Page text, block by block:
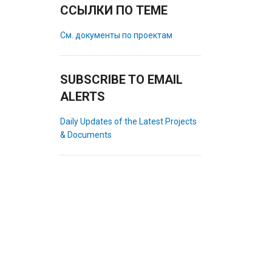
ССЫЛКИ ПО ТЕМЕ
См. документы по проектам
SUBSCRIBE TO EMAIL
ALERTS
Daily Updates of the Latest Projects
& Documents